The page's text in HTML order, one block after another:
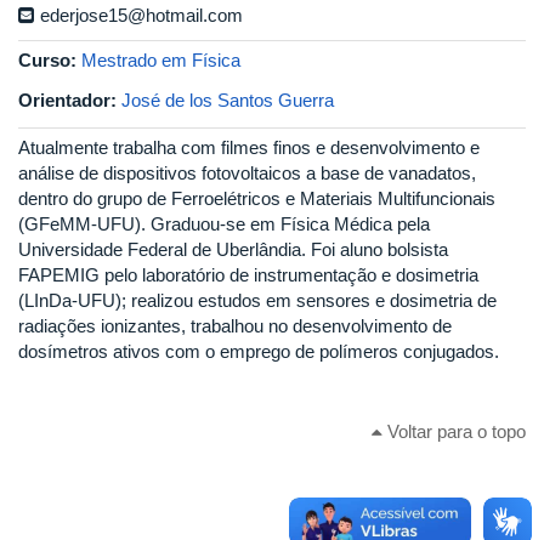
ederjose15@hotmail.com
Curso: Mestrado em Física
Orientador: José de los Santos Guerra
Atualmente trabalha com filmes finos e desenvolvimento e
análise de dispositivos fotovoltaicos a base de vanadatos,
dentro do grupo de Ferroelétricos e Materiais Multifuncionais
(GFeMM-UFU). Graduou-se em Física Médica pela
Universidade Federal de Uberlândia. Foi aluno bolsista
FAPEMIG pelo laboratório de instrumentação e dosimetria
(LInDa-UFU); realizou estudos em sensores e dosimetria de
radiações ionizantes, trabalhou no desenvolvimento de
dosímetros ativos com o emprego de polímeros conjugados.
Voltar para o topo